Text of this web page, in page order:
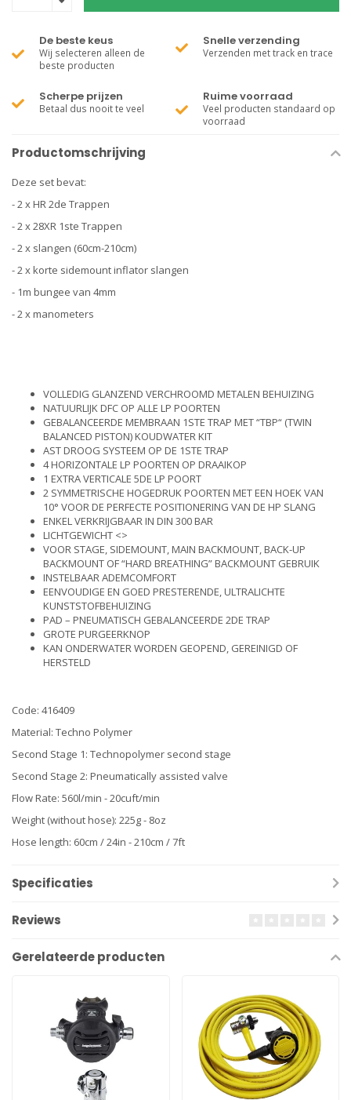
De beste keus
Wij selecteren alleen de
beste producten
Snelle verzending
Verzenden met track en trace
Scherpe prijzen
Betaal dus nooit te veel
Ruime voorraad
Veel producten standaard op
voorraad
Productomschrijving
Deze set bevat:
- 2 x HR 2de Trappen
- 2 x 28XR 1ste Trappen
- 2 x slangen (60cm-210cm)
- 2 x korte sidemount inflator slangen
- 1m bungee van 4mm
- 2 x manometers
VOLLEDIG GLANZEND VERCHROOMD METALEN BEHUIZING
NATUURLIJK DFC OP ALLE LP POORTEN
GEBALANCEERDE MEMBRAAN 1STE TRAP MET “TBP“ (TWIN
BALANCED PISTON) KOUDWATER KIT
AST DROOG SYSTEEM OP DE 1STE TRAP
4 HORIZONTALE LP POORTEN OP DRAAIKOP
1 EXTRA VERTICALE 5DE LP POORT
2 SYMMETRISCHE HOGEDRUK POORTEN MET EEN HOEK VAN
10° VOOR DE PERFECTE POSITIONERING VAN DE HP SLANG
ENKEL VERKRIJGBAAR IN DIN 300 BAR
LICHTGEWICHT <>
VOOR STAGE, SIDEMOUNT, MAIN BACKMOUNT, BACK-UP
BACKMOUNT OF “HARD BREATHING” BACKMOUNT GEBRUIK
INSTELBAAR ADEMCOMFORT
EENVOUDIGE EN GOED PRESTERENDE, ULTRALICHTE
KUNSTSTOFBEHUIZING
PAD – PNEUMATISCH GEBALANCEERDE 2DE TRAP
GROTE PURGEERKNOP
KAN ONDERWATER WORDEN GEOPEND, GEREINIGD OF
HERSTELD
Code: 416409
Material: Techno Polymer
Second Stage 1: Technopolymer second stage
Second Stage 2: Pneumatically assisted valve
Flow Rate: 560l/min - 20cuft/min
Weight (without hose): 225g - 8oz
Hose length: 60cm / 24in - 210cm / 7ft
Specificaties
Reviews
Gerelateerde producten